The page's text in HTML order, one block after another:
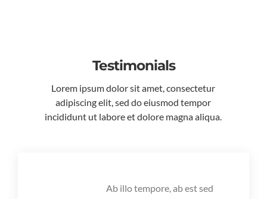
Testimonials
Lorem ipsum dolor sit amet, consectetur
adipiscing elit, sed do eiusmod tempor
incididunt ut labore et dolore magna aliqua.
Ab illo tempore, ab est sed